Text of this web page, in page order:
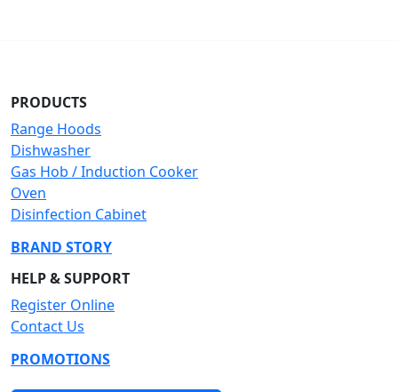
PRODUCTS
Range Hoods
Dishwasher
Gas Hob / Induction Cooker
Oven
Disinfection Cabinet
BRAND STORY
HELP & SUPPORT
Register Online
Contact Us
PROMOTIONS